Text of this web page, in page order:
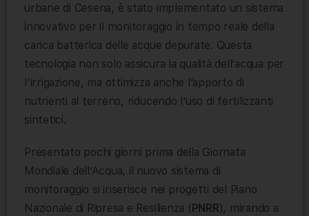
urbane di Cesena, è stato implementato un sistema
innovativo per il monitoraggio in tempo reale della
carica batterica delle acque depurate. Questa
tecnologia non solo assicura la qualità dell’acqua per
l’irrigazione, ma ottimizza anche l’apporto di
nutrienti al terreno, riducendo l’uso di fertilizzanti
sintetici.
Presentato pochi giorni prima della Giornata
Mondiale dell’Acqua, il nuovo sistema di
monitoraggio si inserisce nei progetti del Piano
Nazionale di Ripresa e Resilienza ( PNRR), mirando a